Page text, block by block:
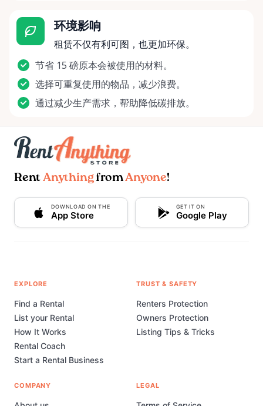
环境影响
租赁不仅有利可图，也更加环保。
节省 15 磅原本会被使用的材料。
选择可重复使用的物品，减少浪费。
通过减少生产需求，帮助降低碳排放。
Rent AnythingfromAnyone!
DOWNLOAD ON THE
App Store
GET IT ON
Google Play
EXPLORE
Find a Rental
List your Rental
How It Works
Rental Coach
Start a Rental Business
TRUST & SAFETY
Renters Protection
Owners Protection
Listing Tips & Tricks
COMPANY LEGAL